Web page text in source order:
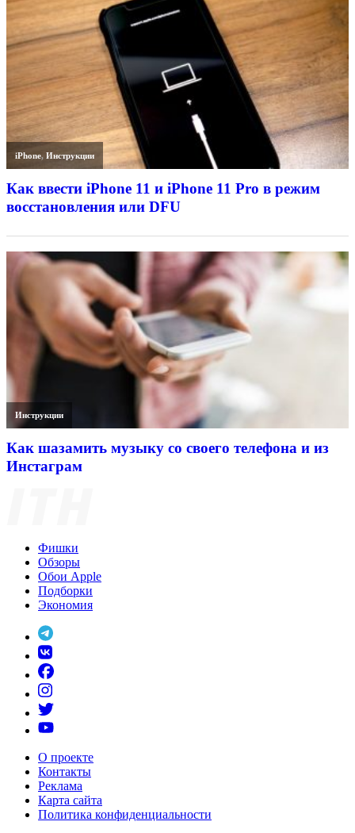
iPhone,Инструкции
Как ввести iPhone 11 и iPhone 11 Pro в режим
восстановления или DFU
Инструкции
Как шазамить музыку со своего телефона и из
Инстаграм
Фишки
Обзоры
Обои Apple
Подборки
Экономия
О проекте
Контакты
Реклама
Карта сайта
Политика конфиденциальности